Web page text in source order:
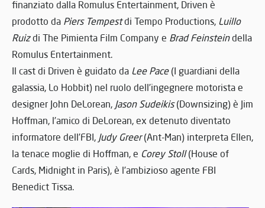
finanziato dalla Romulus Entertainment, Driven è
prodotto da Piers Tempestdi Tempo Productions, Luillo
Ruizdi The Pimienta Film Company e Brad Feinsteindella
Romulus Entertainment.
Il cast di Driven è guidato da Lee Pace(I guardiani della
galassia, Lo Hobbit) nel ruolo dell’ingegnere motorista e
designer John DeLorean, Jason Sudeikis(Downsizing) è Jim
Hoffman, l’amico di DeLorean, ex detenuto diventato
informatore dell’FBI, Judy Greer(Ant-Man) interpreta Ellen,
la tenace moglie di Hoffman, e Corey Stoll(House of
Cards, Midnight in Paris), è l’ambizioso agente FBI
Benedict Tissa.